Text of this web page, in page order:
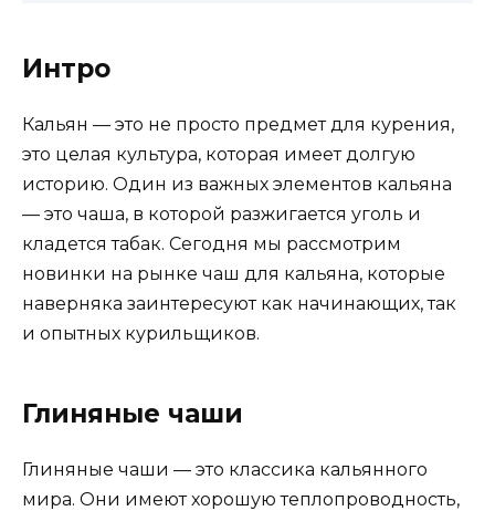
Интро
Кальян — это не просто предмет для курения,
это целая культура, которая имеет долгую
историю. Один из важных элементов кальяна
— это чаша, в которой разжигается уголь и
кладется табак. Сегодня мы рассмотрим
новинки на рынке чаш для кальяна, которые
наверняка заинтересуют как начинающих, так
и опытных курильщиков.
Глиняные чаши
Глиняные чаши — это классика кальянного
мира. Они имеют хорошую теплопроводность,